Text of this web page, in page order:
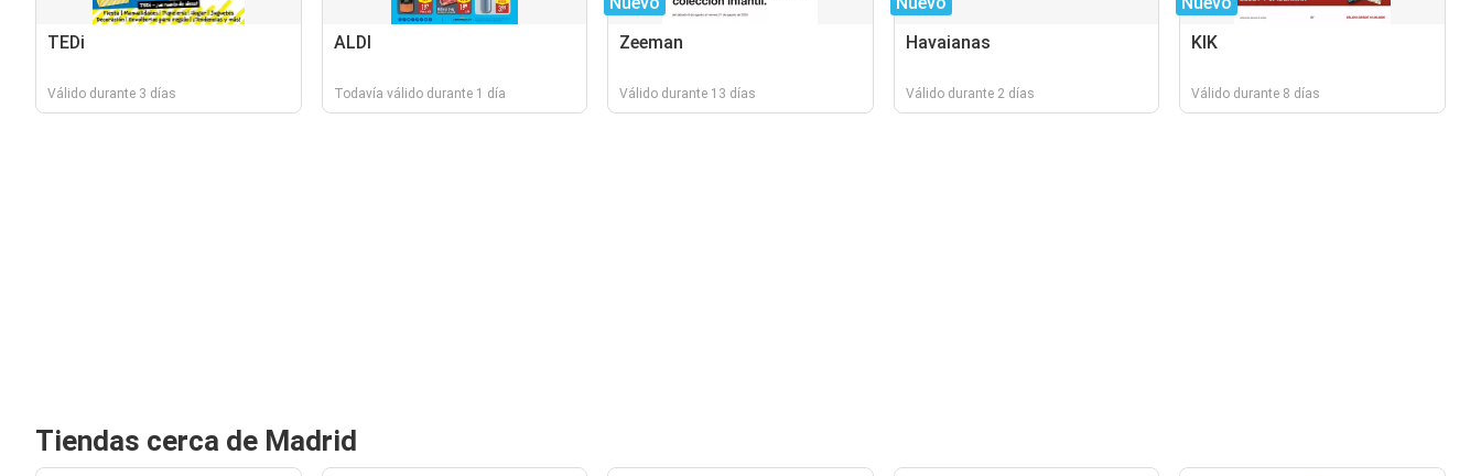
TEDi
Válido durante 3 días
ALDI
Todavía válido durante 1 día
Zeeman
Válido durante 13 días
Havaianas
Válido durante 2 días
KIK
Válido durante 8 días
Tiendas cerca de Madrid